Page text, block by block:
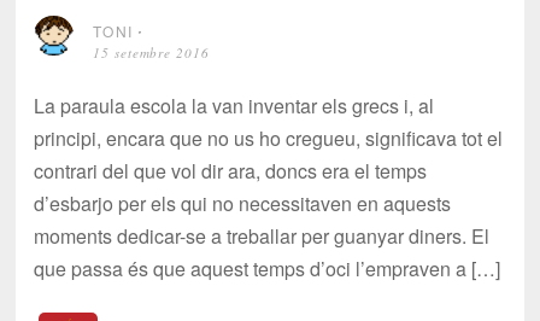
TONI ⋅
15 setembre 2016
La paraula escola la van inventar els grecs i, al
principi, encara que no us ho cregueu, significava tot el
contrari del que vol dir ara, doncs era el temps
d’esbarjo per els qui no necessitaven en aquests
moments dedicar-se a treballar per guanyar diners. El
que passa és que aquest temps d’oci l’empraven a […]